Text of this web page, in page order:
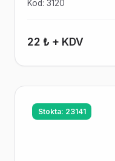
Kod: 3120
22 ₺ + KDV
Stokta: 23141